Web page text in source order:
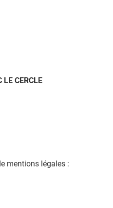
LE CERCLE
mentions légales :